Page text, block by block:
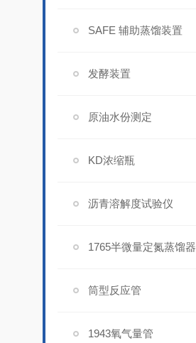
SAFE 辅助蒸馏装置
发酵装置
原油水份测定
KD浓缩瓶
沥青溶解度试验仪
1765半微量定氮蒸馏器
筒型反应管
1943氧气量管